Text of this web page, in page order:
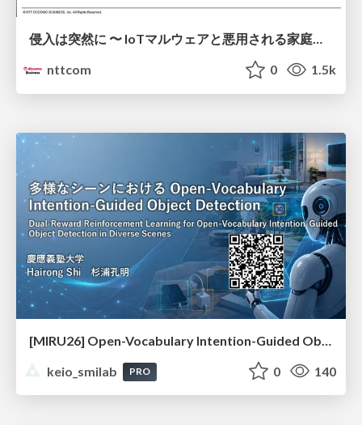
侵入は突然に 〜 IoTマルウェアと悪用される家庭の機器 ～ / When Intrusion Strikes: IoT Malware and the Abuse of Home Devices
nttcom
0 1.5k
keio_smilab
PRO 0 140